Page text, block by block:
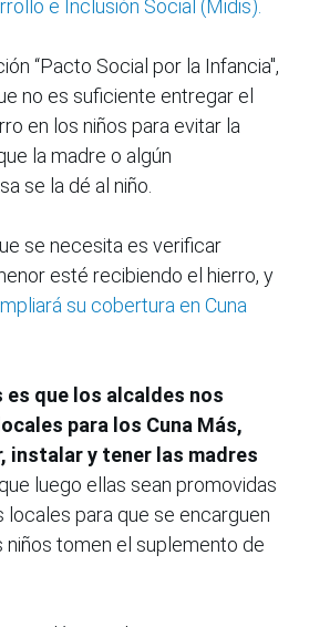
e Inclusión Social (Midis).
“Pacto Social por la Infancia",
no es suficiente entregar el
en los niños para evitar la
la madre o algún
se la dé al niño.
se necesita es verificar
esté recibiendo el hierro, y
su cobertura en Cuna
es que los alcaldes nos
para los Cuna Más,
instalar y tener las madres
luego ellas sean promovidas
locales para que se encarguen
niños tomen el suplemento de